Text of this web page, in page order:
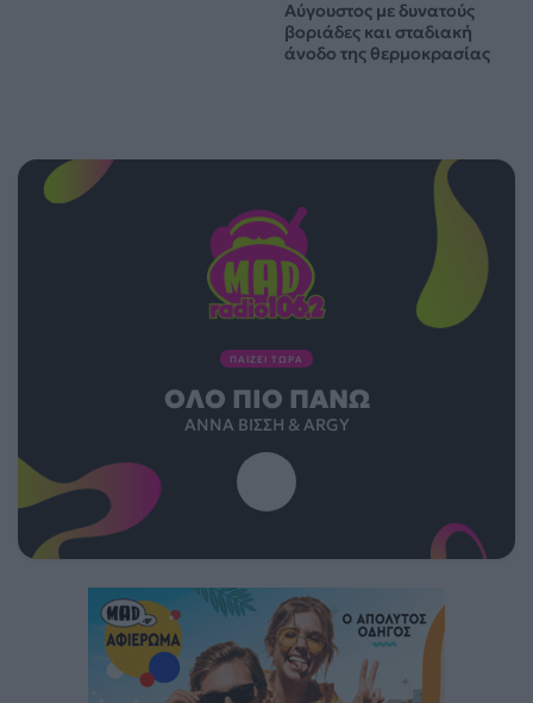
Αύγουστος με δυνατούς
βοριάδες και σταδιακή
άνοδο της θερμοκρασίας
ΠΑΙΖΕΙ ΤΩΡΑ
ΌΛΟ ΠΙΟ ΠΆΝΩ
ΆΝΝΑ ΒΊΣΣΗ & ARGY